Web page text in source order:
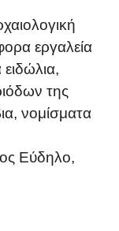
εργαλεία
της
νομίσματα
Εύδηλο,